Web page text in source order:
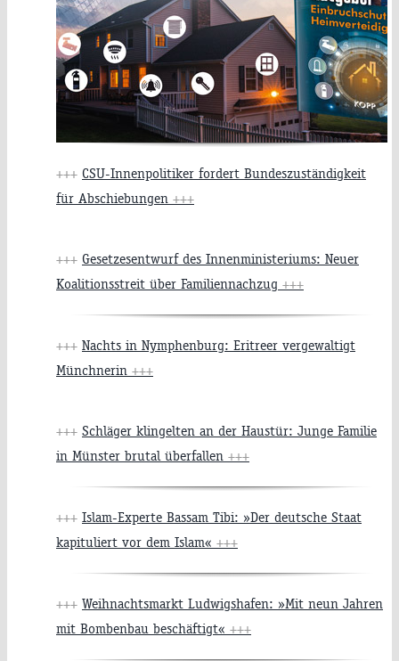
+++ CSU-Innenpolitiker fordert Bundeszuständigkeit
für Abschiebungen +++
+++ Gesetzesentwurf des Innenministeriums: Neuer
Koalitionsstreit über Familiennachzug +++
+++ Nachts in Nymphenburg: Eritreer vergewaltigt
Münchnerin +++
+++ Schläger klingelten an der Haustür: Junge Familie
in Münster brutal überfallen +++
+++ Islam-Experte Bassam Tibi: »Der deutsche Staat
kapituliert vor dem Islam« +++
+++ Weihnachtsmarkt Ludwigshafen: »Mit neun Jahren
mit Bombenbau beschäftigt« +++